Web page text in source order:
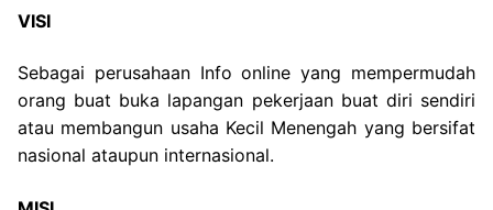
VISI
Sebagai perusahaan Info online yang mempermudah
orang buat buka lapangan pekerjaan buat diri sendiri
atau membangun usaha Kecil Menengah yang bersifat
nasional ataupun internasional.